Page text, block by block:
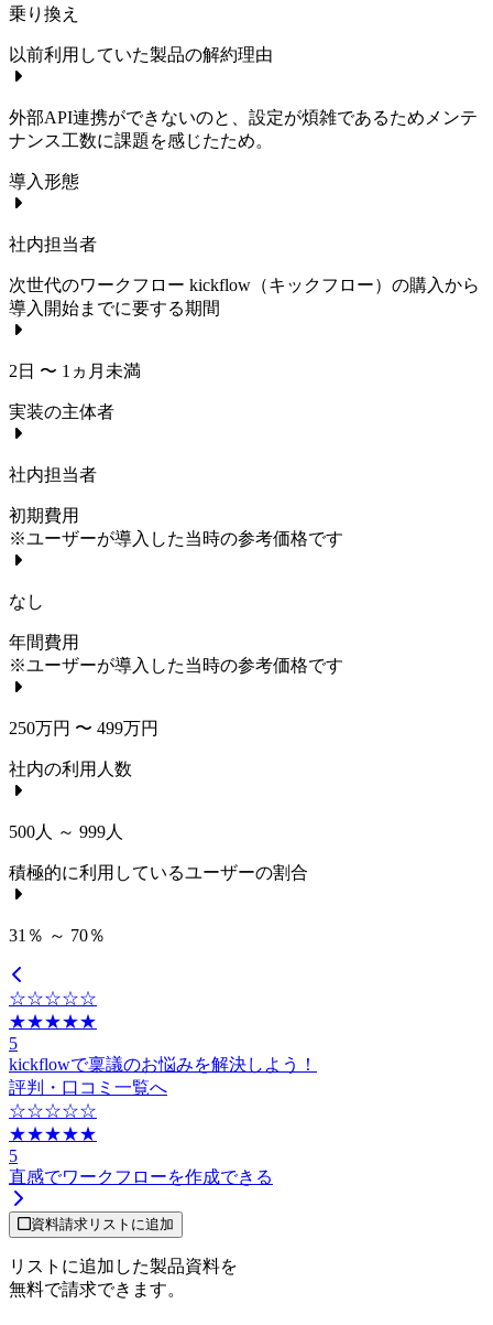
乗り換え
以前利用していた製品の解約理由
外部API連携ができないのと、設定が煩雑であるためメンテ
ナンス工数に課題を感じたため。
導入形態
社内担当者
次世代のワークフロー kickflow（キックフロー） の購入から
導入開始までに要する期間
2日 〜 1ヵ月未満
実装の主体者
社内担当者
初期費用
※ユーザーが導入した当時の参考価格です
なし
年間費用
※ユーザーが導入した当時の参考価格です
250万円 〜 499万円
社内の利用人数
500人 ～ 999人
積極的に利用しているユーザーの割合
31％ ～ 70％
☆☆☆☆☆
★★★★★
5
kickflowで稟議のお悩みを解決しよう！
評判・口コミ一覧へ
☆☆☆☆☆
★★★★★
5
直感でワークフローを作成できる
資料請求リストに追加
リストに追加した製品資料を
無料で請求できます。